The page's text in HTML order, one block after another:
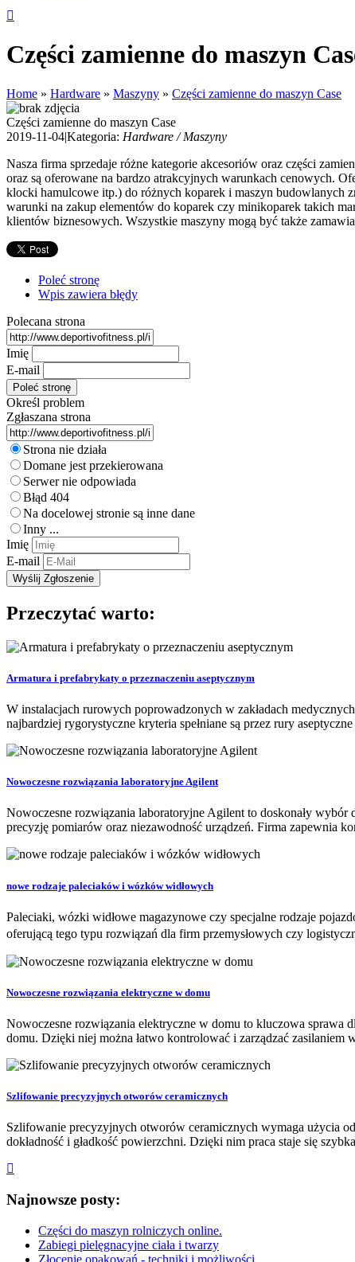
Części zamienne do maszyn
Home » Hardware » Maszyny » Części zamienne do maszyn Case
Części zamienne do maszyn Case
2019-11-04|Kategoria: Hardware / Maszyny
Nasza firma sprzedaje różne kategorie akcesoriów oraz części
oraz są oferowane na bardzo atrakcyjnych warunkach cenowych.
klocki hamulcowe itp.) do różnych koparek i maszyn budowlanych
warunki na zakup elementów do koparek czy minikoparek takich
klientów biznesowych. Wszystkie maszyny mogą być także
Poleć stronę
Wpis zawiera błędy
Polecana strona
Imię
E-mail
Określ problem
Zgłaszana strona
Strona nie działa
Domane jest przekierowana
Serwer nie odpowiada
Błąd 404
Na docelowej stronie są inne dane
Inny ...
Imię
E-mail
Przeczytać warto:
Armatura i prefabrykaty o przeznaczeniu aseptycznym
W instalacjach rurowych poprowadzonych w zakładach
najbardziej rygorystyczne kryteria spełniane są przez rury
Nowoczesne rozwiązania laboratoryjne Agilent
Nowoczesne rozwiązania laboratoryjne Agilent to doskonały
precyzję pomiarów oraz niezawodność urządzeń. Firma zapewnia
nowe rodzaje paleciaków i wózków widłowych
Paleciaki, wózki widłowe magazynowe czy specjalne rodzaje
oferującą tego typu rozwiązań dla firm przemysłowych czy
Nowoczesne rozwiązania elektryczne w domu
Nowoczesne rozwiązania elektryczne w domu to kluczowa sprawa
domu. Dzięki niej można łatwo kontrolować i zarządzać zasilaniem
Szlifowanie precyzyjnych otworów ceramicznych
Szlifowanie precyzyjnych otworów ceramicznych wymaga użycia
dokładność i gładkość powierzchni. Dzięki nim praca staje się
Najnowsze posty:
Części do maszyn rolniczych online.
Zabiegi pielęgnacyjne ciała i twarzy
Złocenie opakowań - techniki i możliwości